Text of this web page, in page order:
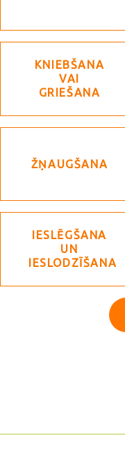
KNIEBŠANA
VAI
GRIEŠANA
ŽŅAUGŠANA
IESLĒGŠANA
UN
IESLODZĪŠANA